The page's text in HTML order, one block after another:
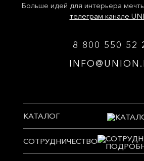
Больше идей для интерьера
телеграм канале
8 800 550 52
КАТАЛОГ
СОТРУДНИЧЕСТВО